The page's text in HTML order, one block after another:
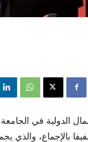
الدولية في الجامعة
اختارته الفيفا بالإجماع،